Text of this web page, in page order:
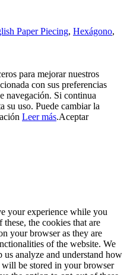
Paper Piecing, Hexágono,
para mejorar nuestros
con sus preferencias
navegación. Si continua
su uso. Puede cambiar la
Leer más.Aceptar
your experience while you
the cookies that are
your browser as they are
of the website. We
analyze and understand how
be stored in your browser